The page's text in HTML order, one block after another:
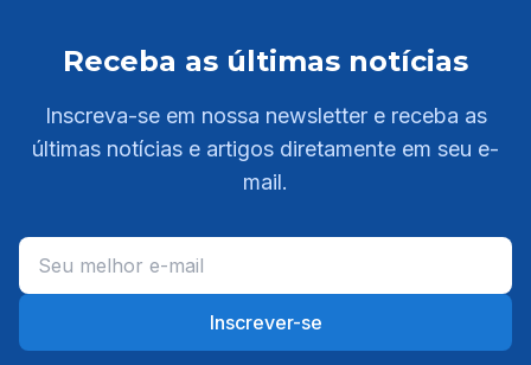
Receba as últimas notícias
Inscreva-se em nossa newsletter e receba as
últimas notícias e artigos diretamente em seu e-
mail.
Inscrever-se